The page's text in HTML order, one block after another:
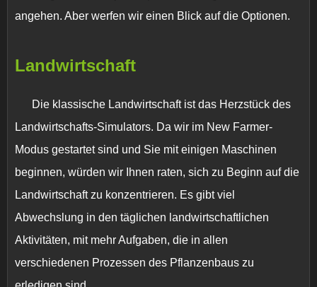
angehen. Aber werfen wir einen Blick auf die Optionen.
Landwirtschaft
Die klassische Landwirtschaft ist das Herzstück des
Landwirtschafts-Simulators. Da wir im New Farmer-
Modus gestartet sind und Sie mit einigen Maschinen
beginnen, würden wir Ihnen raten, sich zu Beginn auf die
Landwirtschaft zu konzentrieren. Es gibt viel
Abwechslung in den täglichen landwirtschaftlichen
Aktivitäten, mit mehr Aufgaben, die in allen
verschiedenen Prozessen des Pflanzenbaus zu